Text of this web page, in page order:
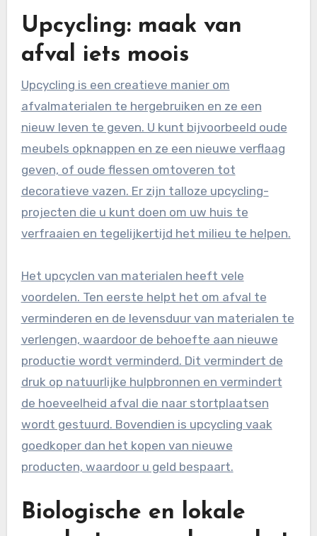
Upcycling: maak van
afval iets moois
Upcycling is een creatieve manier om
afvalmaterialen te hergebruiken en ze een
nieuw leven te geven. U kunt bijvoorbeeld oude
meubels opknappen en ze een nieuwe verflaag
geven, of oude flessen omtoveren tot
decoratieve vazen. Er zijn talloze upcycling-
projecten die u kunt doen om uw huis te
verfraaien en tegelijkertijd het milieu te helpen.
Het upcyclen van materialen heeft vele
voordelen. Ten eerste helpt het om afval te
verminderen en de levensduur van materialen te
verlengen, waardoor de behoefte aan nieuwe
productie wordt verminderd. Dit vermindert de
druk op natuurlijke hulpbronnen en vermindert
de hoeveelheid afval die naar stortplaatsen
wordt gestuurd. Bovendien is upcycling vaak
goedkoper dan het kopen van nieuwe
producten, waardoor u geld bespaart.
Biologische en lokale